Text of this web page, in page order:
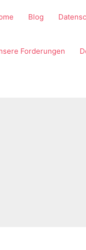
Blog
Forderungen